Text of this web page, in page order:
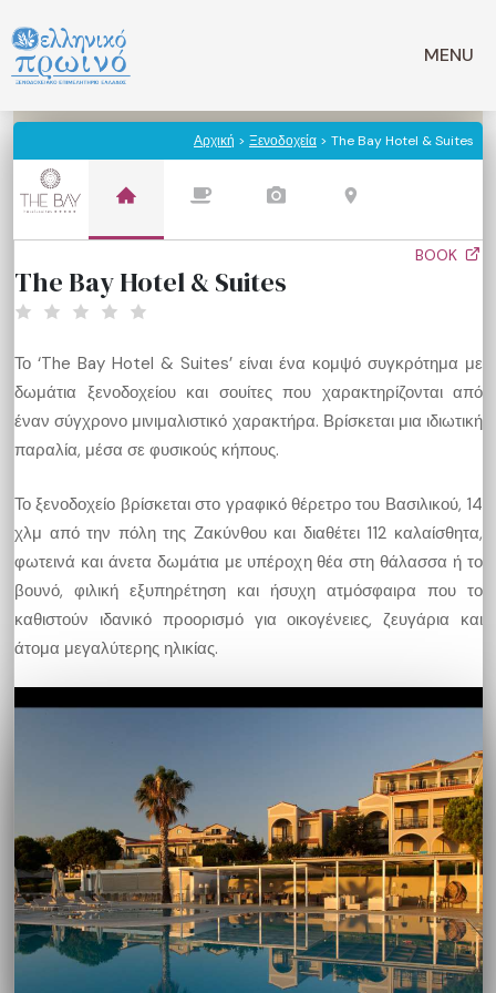
σε
περιεχόμενο
MENU
Αρχική > Ξενοδοχεία > The Bay Hotel & Suites
BOOK
The Bay Hotel & Suites
Το ‘The Bay Hotel & Suites’ είναι ένα κομψό συγκρότημα με
δωμάτια ξενοδοχείου και σουίτες που χαρακτηρίζονται από
έναν σύγχρονο μινιμαλιστικό χαρακτήρα. Βρίσκεται μια ιδιωτική
παραλία, μέσα σε φυσικούς κήπους.
Το ξενοδοχείο βρίσκεται στο γραφικό θέρετρο του Βασιλικού, 14
χλμ από την πόλη της Ζακύνθου και διαθέτει 112 καλαίσθητα,
φωτεινά και άνετα δωμάτια με υπέροχη θέα στη θάλασσα ή το
βουνό, φιλική εξυπηρέτηση και ήσυχη ατμόσφαιρα που το
καθιστούν ιδανικό προορισμό για οικογένειες, ζευγάρια και
άτομα μεγαλύτερης ηλικίας.